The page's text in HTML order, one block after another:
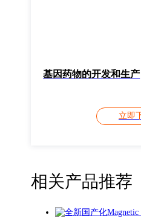
基因药物的开发和生产
立即
相关产品推荐